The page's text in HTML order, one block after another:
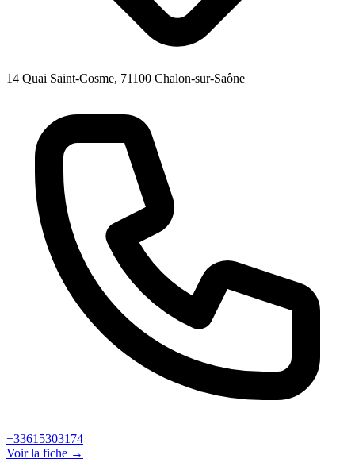
14 Quai Saint-Cosme, 71100 Chalon-sur-Saône
+33615303174
Voir la fiche →